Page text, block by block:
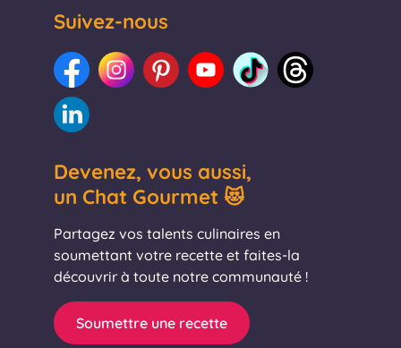
Suivez-nous
Devenez, vous aussi,
un Chat Gourmet 😻
Partagez vos talents culinaires en
soumettant votre recette et faites-la
découvrir à toute notre communauté !
Soumettre une recette